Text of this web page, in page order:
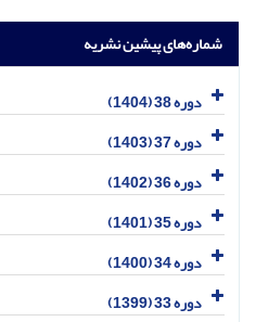
شماره‌های پیشین نشریه
دوره 38 (1404)
دوره 37 (1403)
دوره 36 (1402)
دوره 35 (1401)
دوره 34 (1400)
دوره 33 (1399)